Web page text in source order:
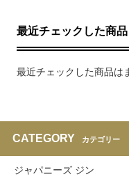
最近チェックした商品
最近チェックした商品は
CATEGORY カテゴリー
ジャパニーズ ジン